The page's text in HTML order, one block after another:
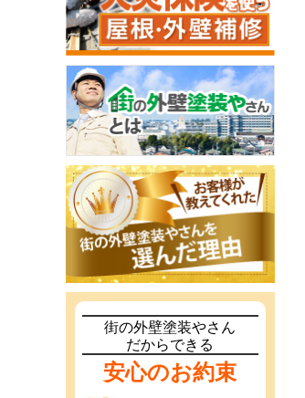
街の外壁塗装やさん
だからできる
安心のお約束